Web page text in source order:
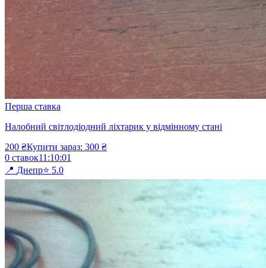
Перша ставка
Налобний світлодіодний ліхтарик у відмінному стані
200 ₴Купити зараз: 300 ₴
0 ставок11 :10:01
📍 Днепр⭐ 5.0